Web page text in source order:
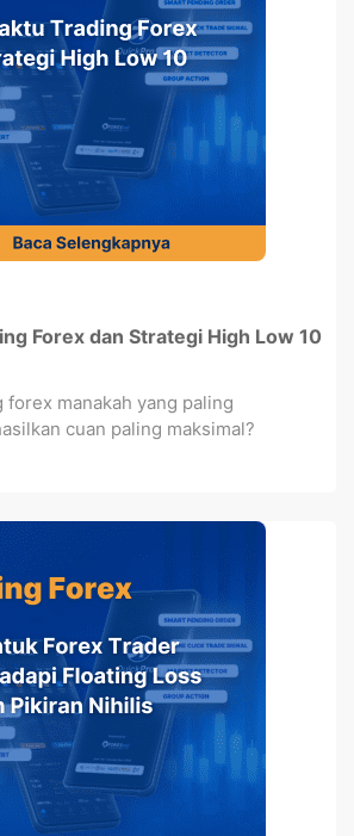
Forex dan Strategi High Low 10
manakah yang paling
cuan paling maksimal?